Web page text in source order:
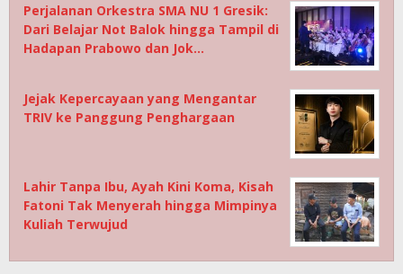
Perjalanan Orkestra SMA NU 1 Gresik:
Dari Belajar Not Balok hingga Tampil di
Hadapan Prabowo dan Jok…
Jejak Kepercayaan yang Mengantar
TRIV ke Panggung Penghargaan
Lahir Tanpa Ibu, Ayah Kini Koma, Kisah
Fatoni Tak Menyerah hingga Mimpinya
Kuliah Terwujud